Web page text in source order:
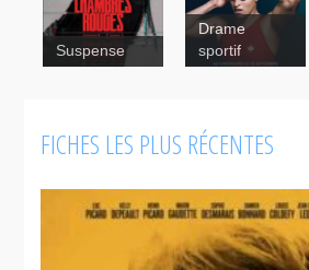
Suspense
Drame
sportif
FICHES LES PLUS RÉCENTES